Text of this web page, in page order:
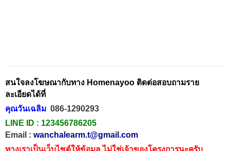
สนใจลงโฆษณากับทาง Homenayoo ติดต่อสอบถามราย
ละเอียดได้ที่
คุณวันเฉลิม 086-1290293
LINE ID : 123456786205
Email : wanchalearm.t@gmail.com
ทางเราเป็นเว็บไซต์ให้ข้อมูล ไม่ใช่เจ้าของโครงการนะครับ